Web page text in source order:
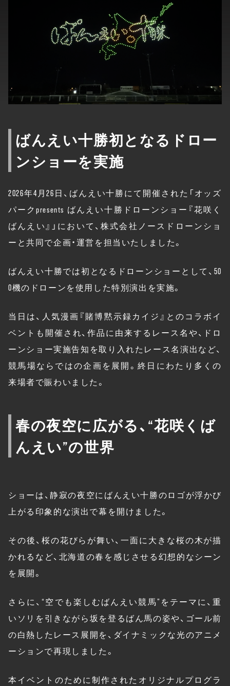
ばんえい十勝初となるドロー
ンショーを実施
2026年4月26日、ばんえい十勝にて開催された「オッズ
パークpresents ばんえい十勝ドローンショー『花咲く
ばんえい』」において、株式会社ノースドローンショ
ーと共同で企画・運営を担当いたしました。
ばんえい十勝では初となるドローンショーとして、50
0機のドローンを使用した特別演出を実施。
当日は、人気漫画『賭博黙示録カイジ』とのコラボイ
ベントも開催され、作品に由来するレース名や、ドロ
ーンショー実施告知を取り入れたレース名演出など、
競馬場ならではの企画を展開。終日にわたり多くの
来場者で賑わいました。
春の夜空に広がる、“花咲くば
んえい”の世界
ショーは、静寂の夜空にばんえい十勝のロゴが浮かび
上がる印象的な演出で幕を開けました。
その後、桜の花びらが舞い、一面に大きな桜の木が描
かれるなど、北海道の春を感じさせる幻想的なシーン
を展開。
さらに、“空でも楽しむばんえい競馬”をテーマに、重
いソリを引きながら坂を登るばん馬の姿や、ゴール前
の白熱したレース展開を、ダイナミックな光のアニメ
ーションで再現しました。
本イベントのために制作されたオリジナルプログラ